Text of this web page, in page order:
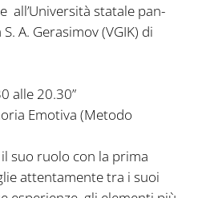
all’Università statale pan-
A. Gerasimov (VGIK) di
alle 20.30”
Emotiva (Metodo
suo ruolo con la prima
attentamente tra i suoi